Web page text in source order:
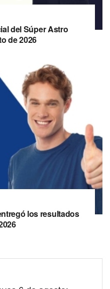
del Súper Astro
de 2026
los resultados